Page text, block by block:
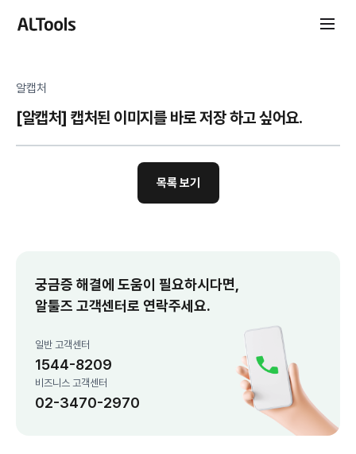
알캡처
[알캡처] 캡처된 이미지를 바로 저장 하고 싶어요.
목록 보기
궁금증 해결에 도움이 필요하시다면,
알툴즈 고객센터로 연락주세요.
일반 고객센터
1544-8209
비즈니스 고객센터
02-3470-2970